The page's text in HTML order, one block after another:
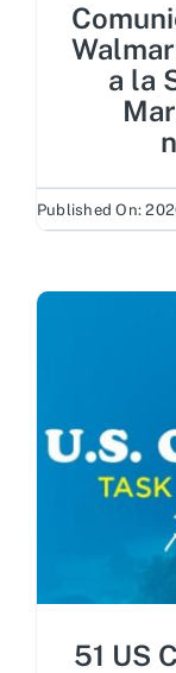
a la
Published On:
51 US